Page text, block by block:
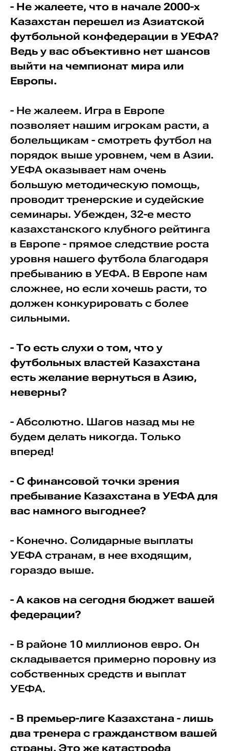
- Не жалеете, что в начале 2000-х
Казахстан перешел из Азиатской
футбольной конфедерации в УЕФА?
Ведь у вас объективно нет шансов
выйти на чемпионат мира или
Европы.
- Не жалеем. Игра в Европе
позволяет нашим игрокам расти, а
болельщикам - смотреть футбол на
порядок выше уровнем, чем в Азии.
УЕФА оказывает нам очень
большую методическую помощь,
проводит тренерские и судейские
семинары. Убежден, 32-е место
казахстанского клубного рейтинга
в Европе - прямое следствие роста
уровня нашего футбола благодаря
пребыванию в УЕФА. В Европе нам
сложнее, но если хочешь расти, то
должен конкурировать с более
сильными.
- То есть слухи о том, что у
футбольных властей Казахстана
есть желание вернуться в Азию,
неверны?
- Абсолютно. Шагов назад мы не
будем делать никогда. Только
вперед!
- С финансовой точки зрения
пребывание Казахстана в УЕФА для
вас намного выгоднее?
- Конечно. Солидарные выплаты
УЕФА странам, в нее входящим,
гораздо выше.
- А каков на сегодня бюджет вашей
федерации?
- В районе 10 миллионов евро. Он
складывается примерно поровну из
собственных средств и выплат
УЕФА.
- В премьер-лиге Казахстана - лишь
два тренера с гражданством вашей
страны. Это же катастрофа